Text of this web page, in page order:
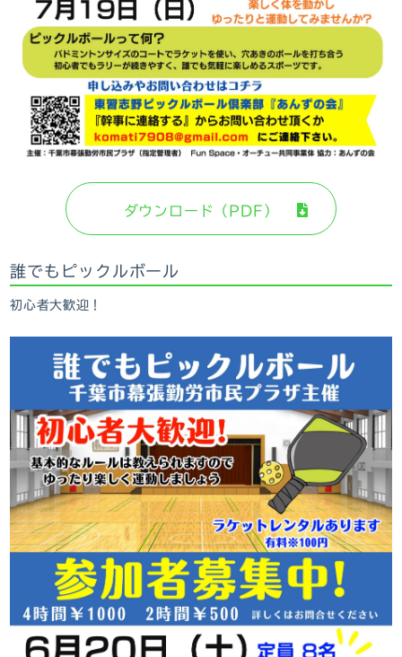
ダウンロード（PDF）
誰でもピックルボール
初心者大歓迎！